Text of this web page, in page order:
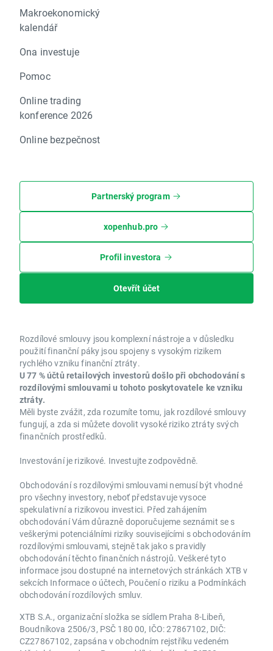
Makroekonomický
kalendář
Ona investuje
Pomoc
Online trading
konference 2026
Online bezpečnost
Partnerský program
xopenhub.pro
Profil investora
Otevřít účet
Rozdílové smlouvy jsou komplexní nástroje a v důsledku
použití finanční páky jsou spojeny s vysokým rizikem
rychlého vzniku finanční ztráty.
U 77 % účtů retailových investorů došlo při obchodování s
rozdílovými smlouvami u tohoto poskytovatele ke vzniku
ztráty.
Měli byste zvážit, zda rozumíte tomu, jak rozdílové smlouvy
fungují, a zda si můžete dovolit vysoké riziko ztráty svých
finančních prostředků.
Investování je rizikové. Investujte zodpovědně.
Obchodování s rozdílovými smlouvami nemusí být vhodné
pro všechny investory, neboť představuje vysoce
spekulativní a rizikovou investici. Před zahájením
obchodování Vám důrazně doporučujeme seznámit se s
veškerými potenciálními riziky souvisejícími s obchodováním
rozdílovými smlouvami, stejně tak jako s pravidly
obchodování těchto finančních nástrojů. Veškeré tyto
informace jsou dostupné na internetových stránkách XTB v
sekcích Informace o účtech, Poučení o riziku a Podmínkách
obchodování rozdílových smluv.
XTB S.A., organizační složka se sídlem Praha 8-Libeň,
Boudníkova 2506/3, PSČ 180 00, IČO: 27867102, DIČ:
CZ27867102, zapsána v obchodním rejstříku vedeném